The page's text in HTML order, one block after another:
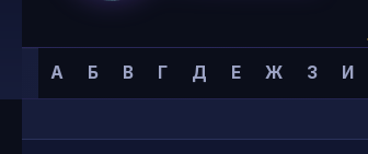
Сонник
I-
А Б В Г Д Е Ж З И
Главная страница